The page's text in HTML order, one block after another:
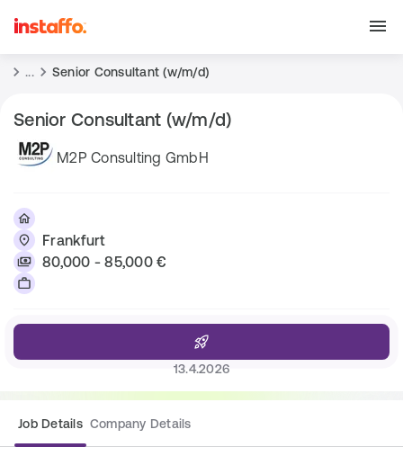
... Senior Consultant (w/m/d)
Senior Consultant (w/m/d)
M2P Consulting GmbH
Frankfurt
80,000 - 85,000 €
13.4.2026
Job Details Company Details